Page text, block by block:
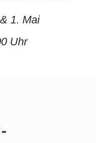
1. Mai
Uhr